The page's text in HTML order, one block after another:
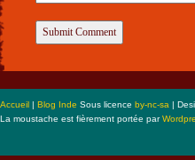
Accueil | Blog Inde Sous licence by-nc-sa |
La moustache est fièrement portée par